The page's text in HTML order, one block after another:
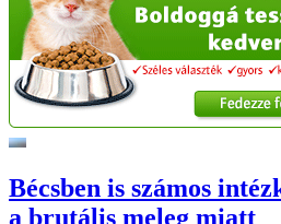
Bécsben is számos
a brutális meleg miatt